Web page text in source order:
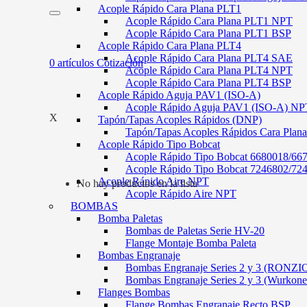
0 artículos Cotización
X
No hay productos en la lista
Acople Rápido Cara Plana PLT1
Acople Rápido Cara Plana PLT1 NPT
Acople Rápido Cara Plana PLT1 BSP
Acople Rápido Cara Plana PLT4
Acople Rápido Cara Plana PLT4 SAE
Acople Rápido Cara Plana PLT4 NPT
Acople Rápido Cara Plana PLT4 BSP
Acople Rápido Aguja PAV1 (ISO-A)
Acople Rápido Aguja PAV1 (ISO-A)
Tapón/Tapas Acoples Rápidos (DNP)
Tapón/Tapas Acoples Rápidos Cara
Acople Rápido Tipo Bobcat
Acople Rápido Tipo Bobcat 6680018/
Acople Rápido Tipo Bobcat 7246802/
Acople Rápido Aire NPT
Acople Rápido Aire NPT
BOMBAS
Bomba Paletas
Bombas de Paletas Serie HV-20
Flange Montaje Bomba Paleta
Bombas Engranaje
Bombas Engranaje Series 2 y 3
Bombas Engranaje Series 2 y 3
Flanges Bombas
Flange Bombas Engranaje Recto BSP